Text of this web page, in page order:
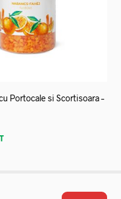
Portocale si Scortisoara –